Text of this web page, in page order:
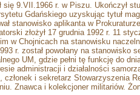
się 9.VII.1966 r. w Piszu. Ukończył
Gdańskiego uzyskując tytuł
stanowisko aplikanta w
złożył 17 grudnia 1992 r. 11
w Chojnicach na stanowisku
r. został powołany na stanowisko
UM, gdzie pełni tę funkcję do
administracji i działalności
członek i sekretarz Stowarzyszenia
Znawca i kolekcjoner militariów.